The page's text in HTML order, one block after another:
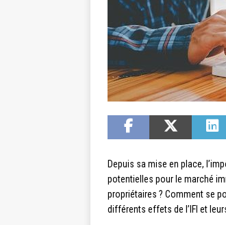
Depuis sa mise en place,
potentielles pour le marché
propriétaires ? Comment se
différents effets de l’IFI et